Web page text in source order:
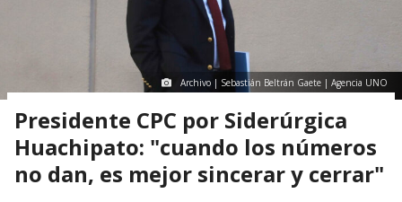
Archivo | Sebastián Beltrán Gaete | Agencia UNO
Presidente CPC por Siderúrgica
Huachipato: "cuando los números
no dan, es mejor sincerar y cerrar"